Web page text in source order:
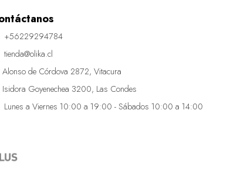
+56229294784
tienda@olika.cl
Alonso de Córdova 2872, Vitacura
Isidora Goyenechea 3200, Las Condes
Lunes a Viernes 10:00 a 19:00 - Sábados 10:00 a 14:00